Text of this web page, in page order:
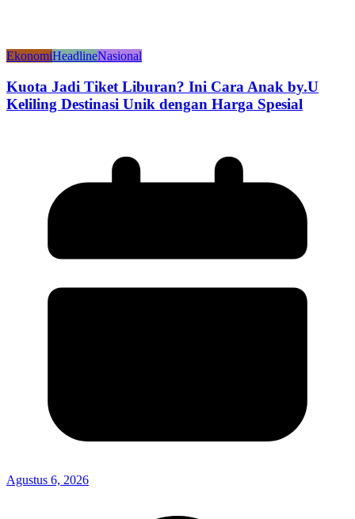
EkonomiHeadlineNasional
Kuota Jadi Tiket Liburan? Ini Cara Anak by.U
Keliling Destinasi Unik dengan Harga Spesial
Agustus 6, 2026